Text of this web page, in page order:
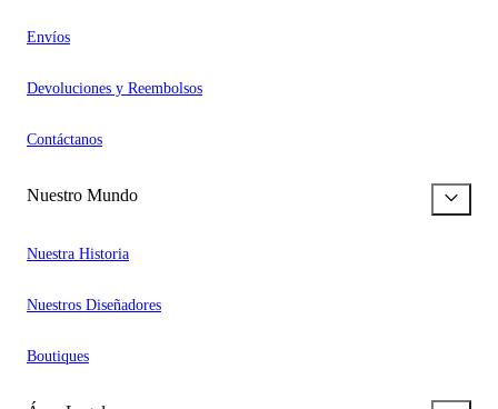
Envíos
Devoluciones y Reembolsos
Contáctanos
Nuestro Mundo
Nuestra Historia
Nuestros Diseñadores
Boutiques